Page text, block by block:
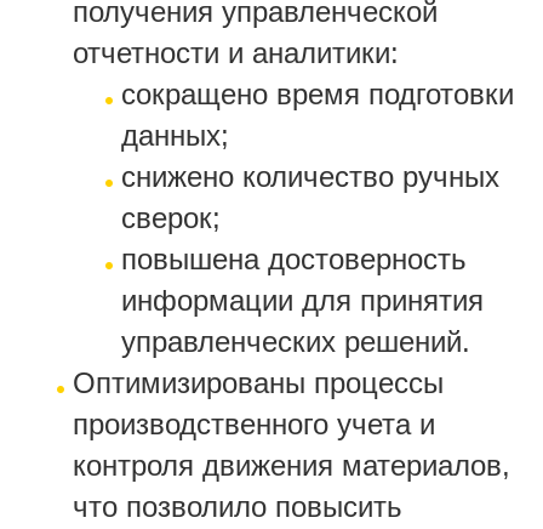
получения управленческой
отчетности и аналитики:
сокращено время подготовки
данных;
снижено количество ручных
сверок;
повышена достоверность
информации для принятия
управленческих решений.
Оптимизированы процессы
производственного учета и
контроля движения материалов,
что позволило повысить